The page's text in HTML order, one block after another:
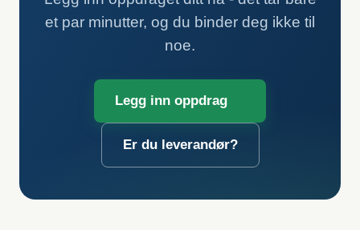
et par minutter, og du binder deg ikke til
noe.
Legg inn oppdrag
Er du leverandør?